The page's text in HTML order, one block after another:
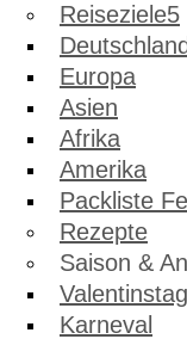
Reiseziele
Deutschland
Europa
Asien
Afrika
Amerika
Packliste
Rezepte
Saison &
Valentinstag
Karneval